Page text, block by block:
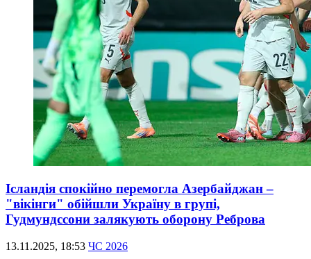
Ісландія спокійно перемогла Азербайджан –
"вікінги" обійшли Україну в групі,
Гудмундссони залякують оборону Реброва
13.11.2025, 18:53 ЧС 2026